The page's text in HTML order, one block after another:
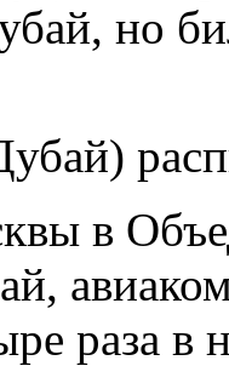
но
в
раза